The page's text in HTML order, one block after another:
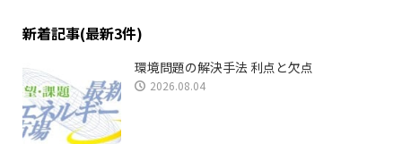
新着記事(最新3件)
環境問題の解決手法 利点と欠点
2026.08.04